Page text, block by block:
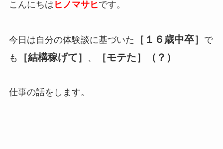
こんにちは ヒノマサヒです。
今日は自分の体験談に基づいた ［１６歳中卒］
で
も
［結構稼げて］ 、 ［モテた］（？）
仕事の話をします。